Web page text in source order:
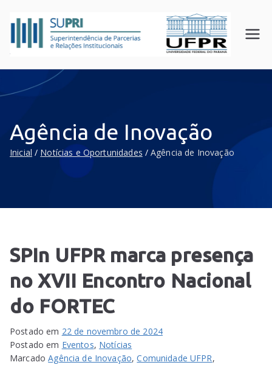
SUPR
Superin
cia de
Instituc
Agência de Inovação
Inicial Notícias e Oportunidades Agência de Inovação
SPIn UFPR marca presença
no XVII Encontro Nacional
do FORTEC
Postado em 22 de novembro de 2024
Postado em Eventos, Notícias
MarcadoAgência de Inovação,Comunidade UFPR,